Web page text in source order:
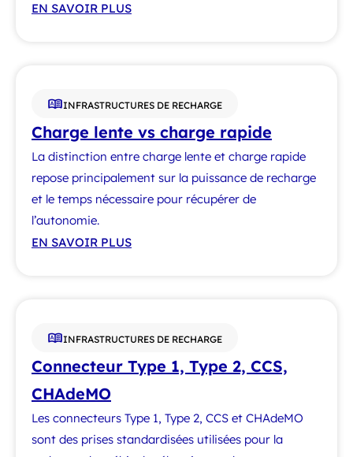
EN SAVOIR PLUS
INFRASTRUCTURES DE RECHARGE
Charge lente vs charge rapide
La distinction entre charge lente et charge rapide
repose principalement sur la puissance de recharge
et le temps nécessaire pour récupérer de
l’autonomie.
EN SAVOIR PLUS
INFRASTRUCTURES DE RECHARGE
Connecteur Type 1, Type 2, CCS,
CHAdeMO
Les connecteurs Type 1, Type 2, CCS et CHAdeMO
sont des prises standardisées utilisées pour la